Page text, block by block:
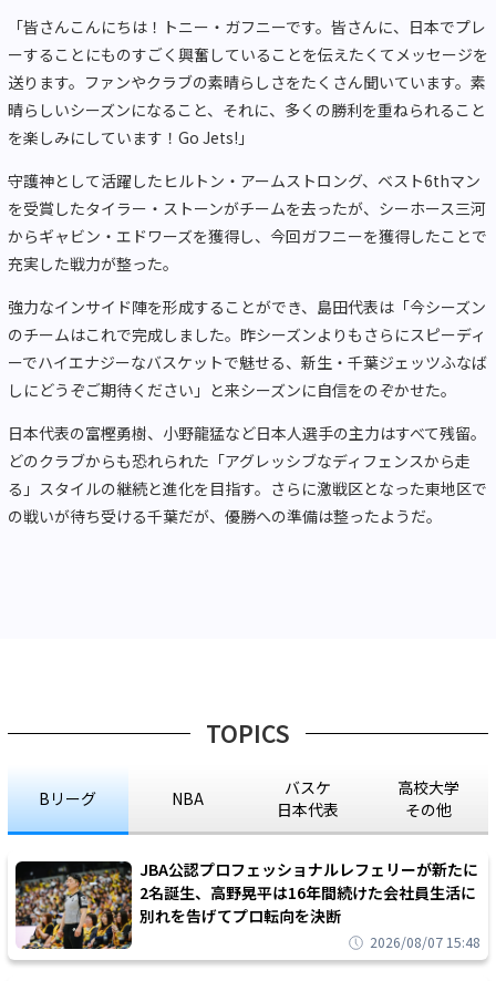
「皆さんこんにちは！トニー・ガフニーです。皆さんに、日本でプレ
ーすることにものすごく興奮していることを伝えたくてメッセージを
送ります。ファンやクラブの素晴らしさをたくさん聞いています。素
晴らしいシーズンになること、それに、多くの勝利を重ねられること
を楽しみにしています！Go Jets!」
守護神として活躍したヒルトン・アームストロング、ベスト6thマン
を受賞したタイラー・ストーンがチームを去ったが、シーホース三河
からギャビン・エドワーズを獲得し、今回ガフニーを獲得したことで
充実した戦力が整った。
強力なインサイド陣を形成することができ、島田代表は「今シーズン
のチームはこれで完成しました。昨シーズンよりもさらにスピーディ
ーでハイエナジーなバスケットで魅せる、新生・千葉ジェッツふなば
しにどうぞご期待ください」と来シーズンに自信をのぞかせた。
日本代表の富樫勇樹、小野龍猛など日本人選手の主力はすべて残留。
どのクラブからも恐れられた「アグレッシブなディフェンスから走
る」スタイルの継続と進化を目指す。さらに激戦区となった東地区で
の戦いが待ち受ける千葉だが、優勝への準備は整ったようだ。
TOPICS
Bリーグ NBA
バスケ
日本代表
高校大学
その他
JBA公認プロフェッショナルレフェリーが新たに
2名誕生、高野晃平は16年間続けた会社員生活に
別れを告げてプロ転向を決断
2026/08/07 15:48